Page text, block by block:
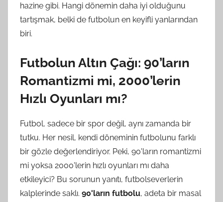
hazine gibi. Hangi dönemin daha iyi olduğunu
tartışmak, belki de futbolun en keyifli yanlarından
biri.
Futbolun Altın Çağı: 90’ların
Romantizmi mi, 2000’lerin
Hızlı Oyunları mı?
Futbol, sadece bir spor değil, aynı zamanda bir
tutku. Her nesil, kendi döneminin futbolunu farklı
bir gözle değerlendiriyor. Peki, 90'ların romantizmi
mi yoksa 2000'lerin hızlı oyunları mı daha
etkileyici? Bu sorunun yanıtı, futbolseverlerin
kalplerinde saklı. 90'ların futbolu, adeta bir masal